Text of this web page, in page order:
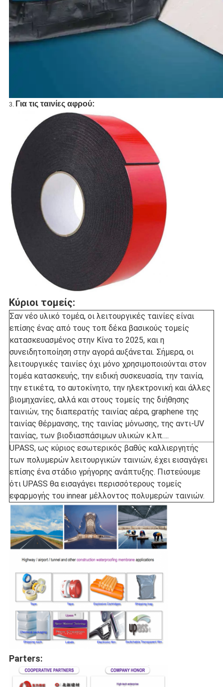
3. Για τις ταινίες αφρού:
Κύριοι τομείς:
Σαν νέο υλικό τομέα, οι λειτουργικές ταινίες είναι
επίσης ένας από τους τοπ δέκα βασικούς τομείς
κατασκευασμένος στην Κίνα το 2025, και η
συνειδητοποίηση στην αγορά αυξάνεται. Σήμερα, οι
λειτουργικές ταινίες όχι μόνο χρησιμοποιούνται στον
τομέα κατασκευής, την ειδική συσκευασία, την ταινία,
την ετικέτα, το αυτοκίνητο, την ηλεκτρονική και άλλες
βιομηχανίες, αλλά και στους τομείς της διήθησης
ταινιών, της διαπερατής ταινίας αέρα, graphene της
ταινίας θέρμανσης, της ταινίας μόνωσης, της αντι-UV
ταινίας, των βιοδιασπάσιμων υλικών κ.λπ….
UPASS, ως κύριος εσωτερικός βαθύς καλλιεργητής
των πολυμερών λειτουργικών ταινιών, έχει εισαγάγει
επίσης ένα στάδιο γρήγορης ανάπτυξης. Πιστεύουμε
ότι UPASS θα εισαγάγει περισσότερους τομείς
εφαρμογής του innear μέλλοντος πολυμερών ταινιών.
Parters: